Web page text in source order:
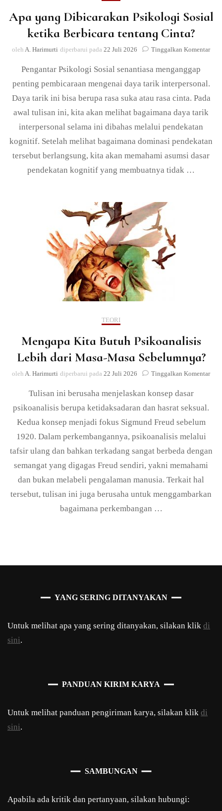
Apa yang Dibicarakan Psikologi Sosial
ketika Berbicara tentang Cinta?
oleh A. Harimurti diperbarui pada 22 Juli 2026 Tinggalkan Komentarpada
Pengantar Psikologi Sosial senantiasa menganggap
penting pembicaraan mengenai daya tarik interpersonal.
Daya tarik ini bisa berupa rasa suka atau rasa cinta. Pada
awal tulisan ini, kita akan melihat bagaimana daya tarik
interpersonal selama ini dibahas melalui pendekatan
kognitif. Setelah melihat bagaimana dominasi pendekatan
tersebut berlangsung, kita akan memahami asumsi dasar
pendekatan kognitif yang membuatnya tidak …
TEORI
Mengapa Kita Butuh Psikoanalisis
Lebih dari Masa-Masa Sebelumnya?
oleh A. Harimurti diperbarui pada 22 Juli 2026 Tinggalkan Komentarpada
Tulisan ini berusaha menjelaskan konsep dasar
psikoanalisis berupa ketidaksadaran dan hasrat seksual.
Kedua konsep menjadi fokus Sigmund Freud sebelum
1920. Dalam perkembangannya, psikoanalisis melalui
tafsir ulang dan bahkan terkadang sangat berbeda dengan
semangat yang digagas Freud sendiri, yakni memahami
dan bukan melabeli pengalaman manusia. Terkait hal
tersebut, tulisan ini juga berusaha untuk menggambarkan
bagaimana perkembangan …
YANG SERING DITANYAKAN
Untuk melihat apa yang sering ditanyakan, silakan klik di
sini.
PANDUAN KIRIM KARYA
Untuk melihat panduan pengiriman karya, silakan klik di
sini.
SAMBUNGAN
Apabila ada kritik dan pertanyaan, silakan hubungi: